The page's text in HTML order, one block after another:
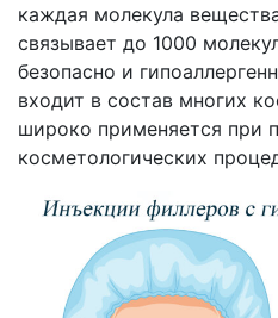
каждая молекула
связывает до 1000
безопасно и
входит в состав многих
широко применяется при
косметологических